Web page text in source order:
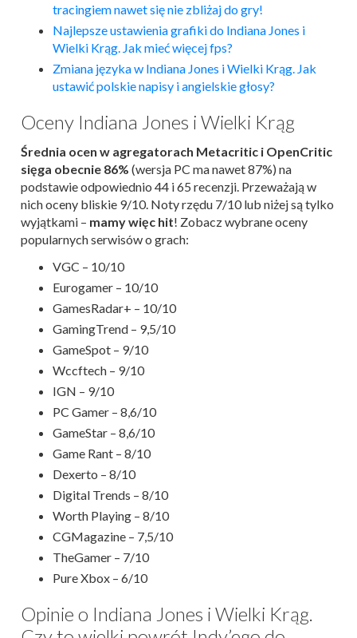
tracingiem nawet się nie zbliżaj do gry!
Najlepsze ustawienia grafiki do Indiana Jones i
Wielki Krąg. Jak mieć więcej fps?
Zmiana języka w Indiana Jones i Wielki Krąg. Jak
ustawić polskie napisy i angielskie głosy?
Oceny Indiana Jones i Wielki Krąg
Średnia ocen w agregatorach Metacritic i OpenCritic
sięga obecnie 86% (wersja PC ma nawet 87%) na
podstawie odpowiednio 44 i 65 recenzji. Przeważają w
nich oceny bliskie 9/10. Noty rzędu 7/10 lub niżej są tylko
wyjątkami – mamy więc hit! Zobacz wybrane oceny
popularnych serwisów o grach:
VGC – 10/10
Eurogamer – 10/10
GamesRadar+ – 10/10
GamingTrend – 9,5/10
GameSpot – 9/10
Wccftech – 9/10
IGN – 9/10
PC Gamer – 8,6/10
GameStar – 8,6/10
Game Rant – 8/10
Dexerto – 8/10
Digital Trends – 8/10
Worth Playing – 8/10
CGMagazine – 7,5/10
TheGamer – 7/10
Pure Xbox – 6/10
Opinie o Indiana Jones i Wielki Krąg.